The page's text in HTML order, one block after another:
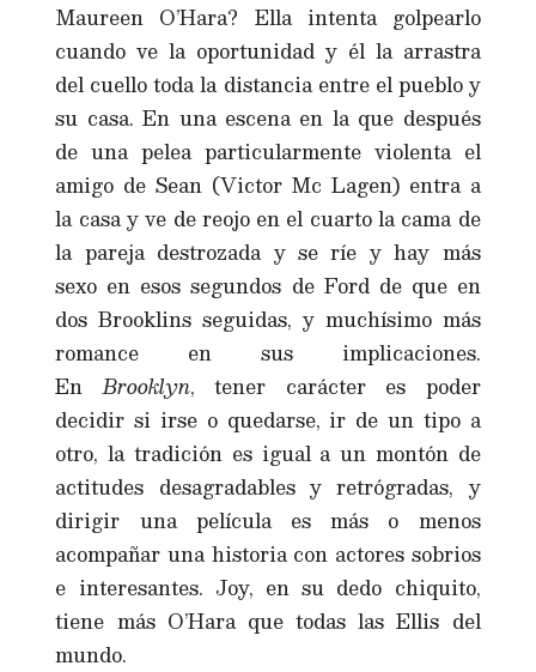
Maureen O’Hara? Ella intenta golpearlo
cuando ve la oportunidad y él la arrastra
del cuello toda la distancia entre el pueblo y
su casa. En una escena en la que después
de una pelea particularmente violenta el
amigo de Sean (Victor Mc Lagen) entra a
la casa y ve de reojo en el cuarto la cama de
la pareja destrozada y se ríe y hay más
sexo en esos segundos de Ford de que en
dos Brooklins seguidas, y muchísimo más
romance en sus implicaciones.
EnBrooklyn, tener carácter es poder
decidir si irse o quedarse, ir de un tipo a
otro, la tradición es igual a un montón de
actitudes desagradables y retrógradas, y
dirigir una película es más o menos
acompañar una historia con actores sobrios
e interesantes. Joy, en su dedo chiquito,
tiene más O’Hara que todas las Ellis del
mundo.